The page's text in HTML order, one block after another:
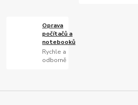
Oprava
počítačů a
notebooků
Rychle a
odborně